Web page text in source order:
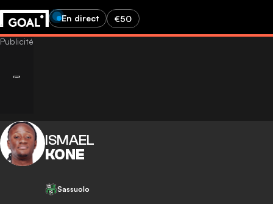
En direct €50
ISMAEL
KONE
Sassuolo